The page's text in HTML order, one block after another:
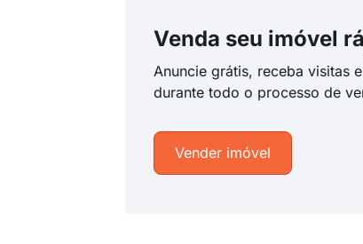
Venda seu imóvel
Anuncie grátis, receba visitas
durante todo o processo de
Vender imóvel